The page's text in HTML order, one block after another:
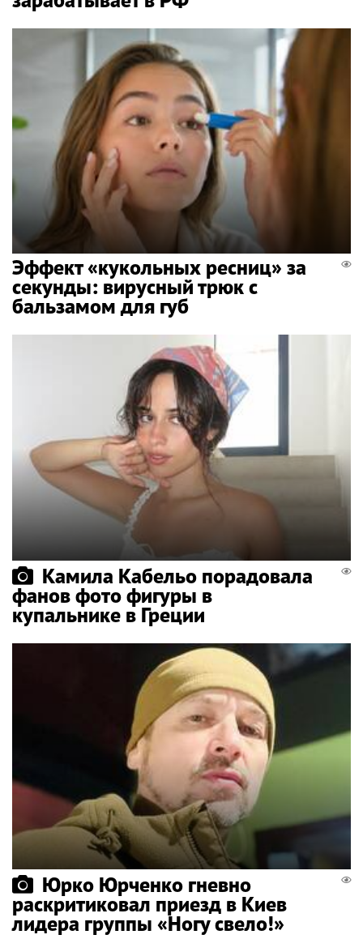
Эффект «кукольных ресниц» за
секунды: вирусный трюк с
бальзамом для губ
Камила Кабельо порадовала
фанов фото фигуры в
купальнике в Греции
Юрко Юрченко гневно
раскритиковал приезд в Киев
лидера группы «Ногу свело!»